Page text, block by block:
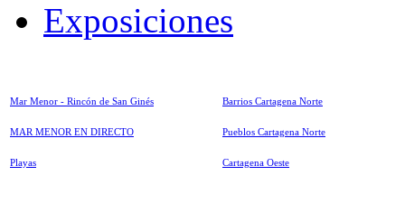
Exposiciones
Mar Menor - Rincón de San Ginés
MAR MENOR EN DIRECTO
Playas
Barrios Cartagena Norte
Pueblos Cartagena Norte
Cartagena Oeste